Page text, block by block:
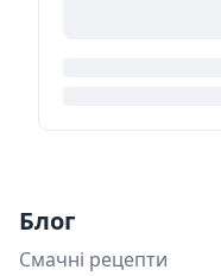
Блог
Смачні рецепти